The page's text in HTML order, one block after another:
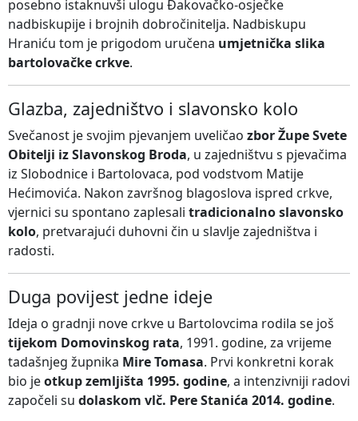
posebno istaknuvši ulogu Đakovačko-osječke
nadbiskupije i brojnih dobročinitelja. Nadbiskupu
Hraniću tom je prigodom uručena umjetnička slika
bartolovačke crkve.
Glazba, zajedništvo i slavonsko kolo
Svečanost je svojim pjevanjem uveličao zbor Župe Svete
Obitelji iz Slavonskog Broda, u zajedništvu s pjevačima
iz Slobodnice i Bartolovaca, pod vodstvom Matije
Hećimovića. Nakon završnog blagoslova ispred crkve,
vjernici su spontano zaplesali tradicionalno slavonsko
kolo, pretvarajući duhovni čin u slavlje zajedništva i
radosti.
Duga povijest jedne ideje
Ideja o gradnji nove crkve u Bartolovcima rodila se još
tijekom Domovinskog rata, 1991. godine, za vrijeme
tadašnjeg župnika Mire Tomasa. Prvi konkretni korak
bio jeotkup zemljišta 1995. godine, a intenzivniji radovi
započeli su dolaskom vlč. Pere Stanića 2014. godine.